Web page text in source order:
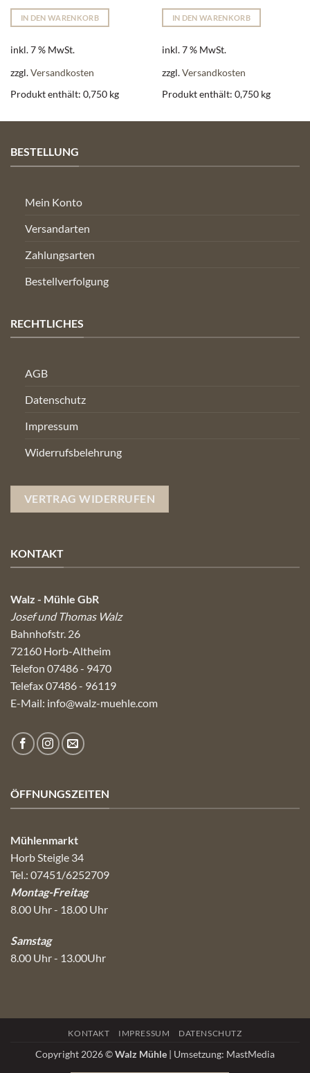
IN DEN WARENKORB
inkl. 7 % MwSt.
zzgl.Versandkosten
Produkt enthält: 0,750 kg
IN DEN WARENKORB
inkl. 7 % MwSt.
zzgl.Versandkosten
Produkt enthält: 0,750 kg
BESTELLUNG
Mein Konto
Versandarten
Zahlungsarten
Bestellverfolgung
RECHTLICHES
AGB
Datenschutz
Impressum
Widerrufsbelehrung
VERTRAG WIDERRUFEN
KONTAKT
Walz - Mühle GbR
Josef und Thomas Walz
Bahnhofstr. 26
72160 Horb-Altheim
Telefon 07486 - 9470
Telefax 07486 - 96119
E-Mail: info@walz-muehle.com
ÖFFNUNGSZEITEN
Mühlenmarkt
Horb Steigle 34
Tel.: 07451/6252709
Montag-Freitag
8.00 Uhr - 18.00 Uhr
Samstag
8.00 Uhr - 13.00Uhr
KONTAKT IMPRESSUM DATENSCHUTZ
Copyright 2026 ©Walz Mühle | Umsetzung: MastMedia